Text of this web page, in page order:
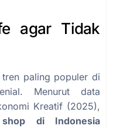
agar Tidak
paling populer di
Menurut data
Kreatif (2025),
di Indonesia